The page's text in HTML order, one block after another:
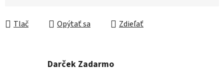
Tlač
Opýtať sa Zdieľať
Darček Zadarmo